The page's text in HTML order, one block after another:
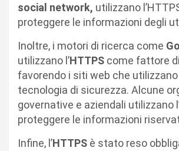
social network, utilizzano
proteggere le informazioni degli
Inoltre, i motori di ricerca come
utilizzano l’HTTPS come fattore
favorendo i siti web che
tecnologia di sicurezza. Alcune
governative e aziendali utilizzano
proteggere le informazioni
Infine, l’HTTPS è stato reso